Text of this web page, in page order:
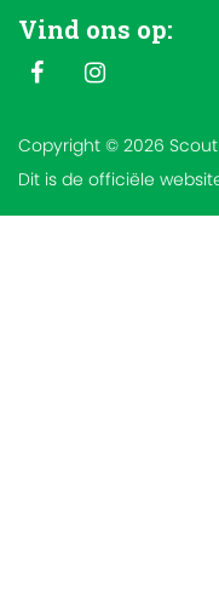
Vind ons op:
Copyright © 2026
Dit is de officiële